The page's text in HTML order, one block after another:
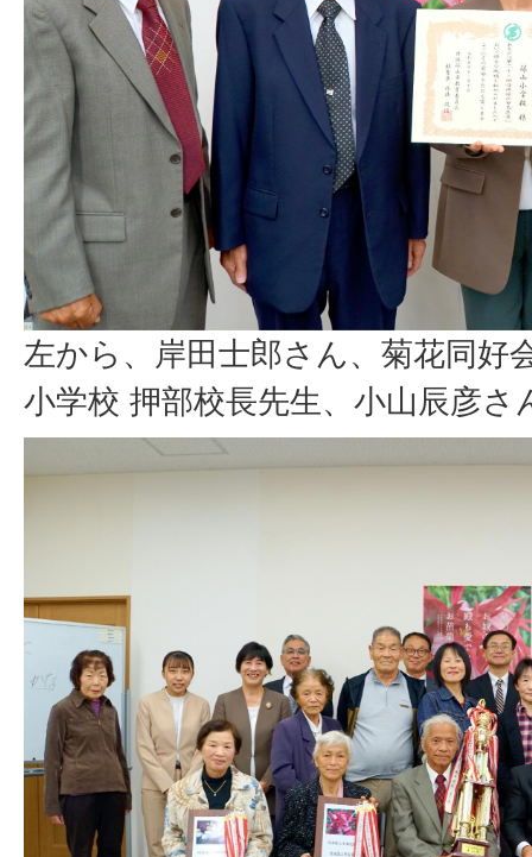
左から、岸田士郎さん、菊花同好
小学校 押部校長先生、小山辰彦さ